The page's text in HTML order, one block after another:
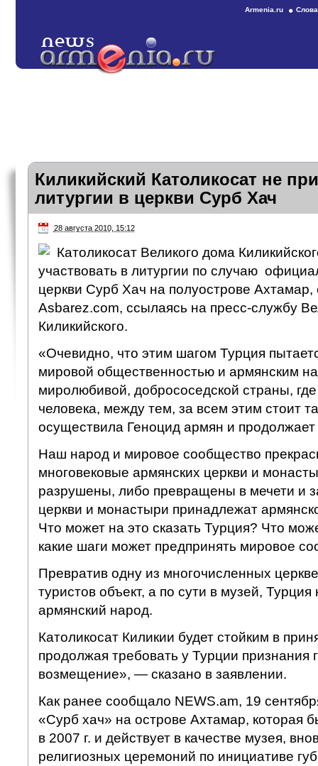
Armenia.ru
Киликийский Католикосат не
литургии в церкви Сурб Хач
28 августа 2010, 15:12
Католикосат Великого дома
участвовать в литургии по случаю
церкви Сурб Хач на полуострове
Asbarez.com, ссылаясь на пресс-службу
Киликийского.
«Очевидно, что этим шагом Турция
мировой общественностью и армянским
миролюбивой, добрососедской страны,
человека, между тем, за всем этим стоит
осуществила Геноцид армян и продолжает
Наш народ и мировое сообщество
многовековые армянских церкви и
разрушены, либо превращены в мечети и
церкви и монастыри принадлежат
Что может на это сказать Турция? Что
какие шаги может предпринять мировое
Превратив одну из многочисленных
туристов объект, а по сути в музей,
армянский народ.
Католикосат Киликии будет стойким в
продолжая требовать у Турции признания
возмещение», — сказано в заявлении.
Как ранее сообщало NEWS.am, 19
«Сурб хач» на острове Ахтамар, которая
в 2007 г. и действует в качестве музея,
религиозных церемоний по инициативе